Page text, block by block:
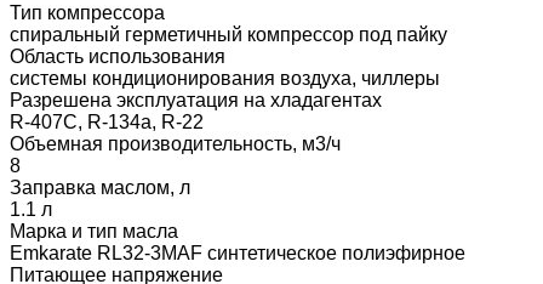
Тип компрессора
спиральный герметичный компрессор под пайку
Область использования
системы кондиционирования воздуха, чиллеры
Разрешена эксплуатация на хладагентах
R-407C, R-134a, R-22
Объемная производительность, м3/ч
8
Заправка маслом, л
1.1 л
Марка и тип масла
Emkarate RL32-3MAF синтетическое полиэфирное
Питающее напряжение